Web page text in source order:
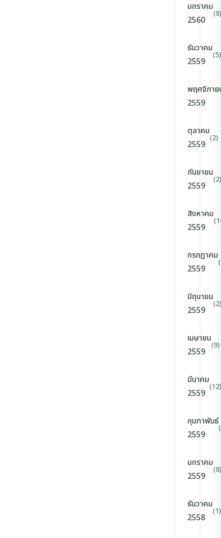
มกราคม
2560
(8)
ธันวาคม
2559
(5)
พฤศจิกาย
2559
ตุลาคม
2559
(2)
กันยายน
2559
(2)
สิงหาคม
2559
กรกฎาคม
2559
มิถุนายน
2559
(2)
เมษายน
2559
(9)
มีนาคม
2559
(12)
กุมภาพันธ์
2559
มกราคม
2559
(8)
ธันวาคม
2558
(1)